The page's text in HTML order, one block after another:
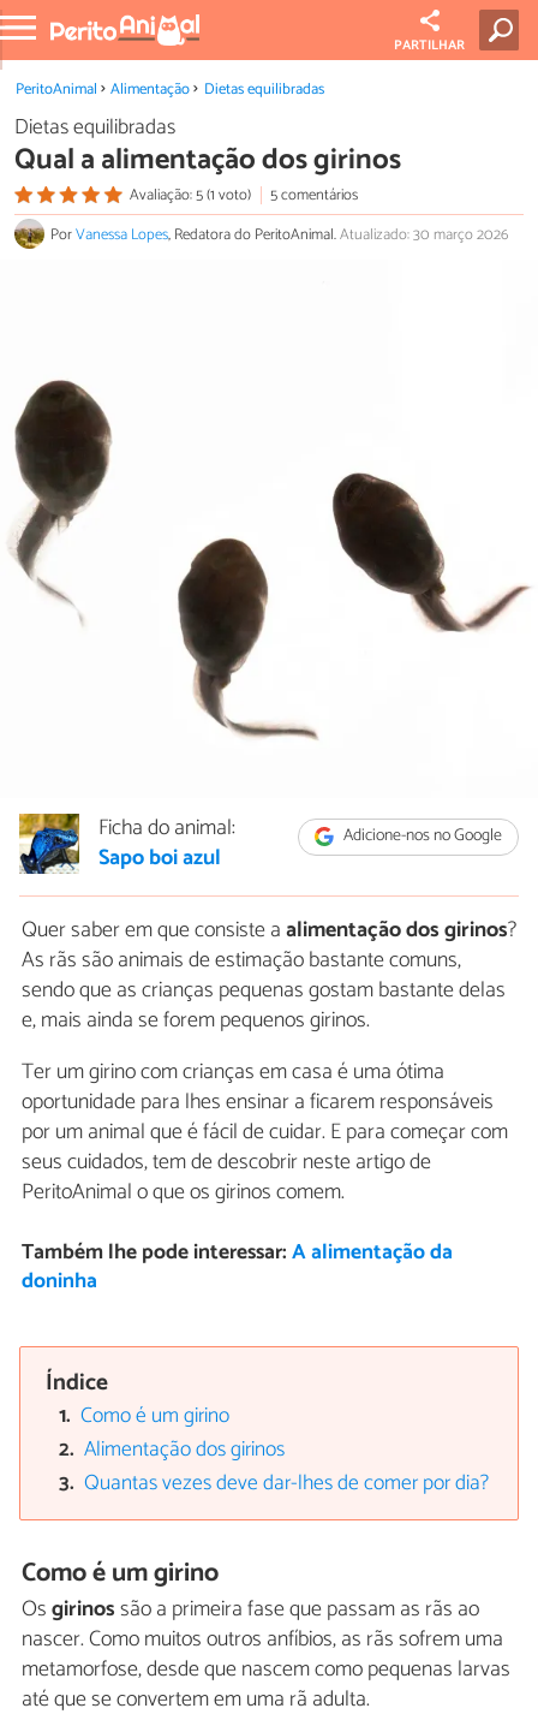
PARTILHAR
PeritoAnimal Alimentação Dietas equilibradas
Dietas equilibradas
Qual a alimentação dos girinos
Avaliação: 5 (1 voto)
5 comentários
PorVanessa Lopes, Redatora do PeritoAnimal.Atualizado: 30 março 2026
Adicione-nos no Google
Ficha do animal:
Sapo boi azul
Quer saber em que consiste aalimentação dos girinos?
As rãs são animais de estimação bastante comuns,
sendo que as crianças pequenas gostam bastante delas
e, mais ainda se forem pequenos girinos.
Ter um girino com crianças em casa é uma ótima
oportunidade para lhes ensinar a ficarem responsáveis
por um animal que é fácil de cuidar. E para começar com
seus cuidados, tem de descobrir neste artigo de
PeritoAnimal o que os girinos comem.
Também lhe pode interessar:A alimentação da
doninha
Índice
Como é um girino
Alimentação dos girinos
Quantas vezes deve dar-lhes de comer por dia?
Como é um girino
Osgirinossão a primeira fase que passam as rãs ao
nascer. Como muitos outros anfíbios, as rãs sofrem uma
metamorfose, desde que nascem como pequenas larvas
até que se convertem em uma rã adulta.